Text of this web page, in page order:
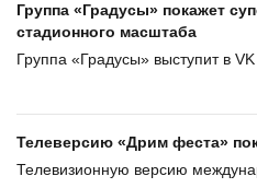
Группа «Градусы» покажет
стадионного масштаба
Группа «Градусы» выступит в
Телеверсию «Дрим феста»
Телевизионную версию